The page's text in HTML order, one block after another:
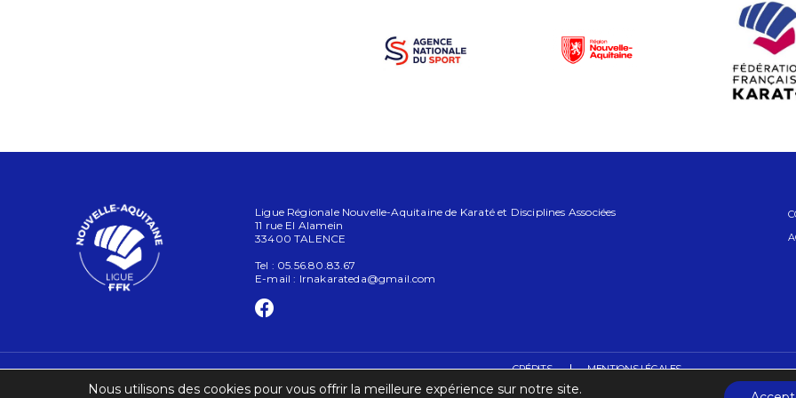
Ligue Régionale Nouvelle-Aquitaine de Karaté et Disciplines Associées
11 rue El Alamein
33400 TALENCE
Tel : 05.56.80.83.67
E-mail : lrnakarateda@gmail.com
CRÉDITS MENTIONS LÉGALES
Nous utilisons des cookies pour vous offrir la meilleure expérience sur notre site.